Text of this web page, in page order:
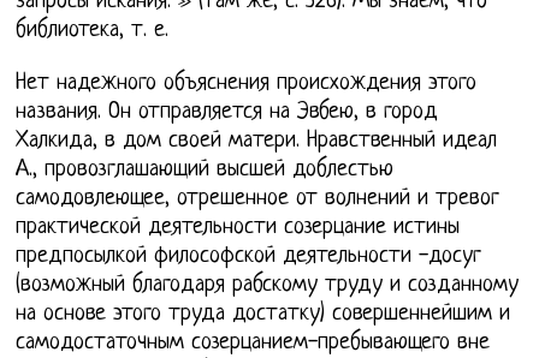
библиотека, т. е.
Нет надежного объяснения происхождения этого
названия. Он отправляется на Эвбею, в город
Халкида, в дом своей матери. Нравственный идеал
А., провозглашающий высшей доблестью
самодовлеющее, отрешенное от волнений и тревог
практической деятельности созерцание истины
предпосылкой философской деятельности -досуг
(возможный благодаря рабскому труду и созданному
на основе этого труда достатку) совершеннейшим и
самодостаточным созерцанием-пребывающего вне